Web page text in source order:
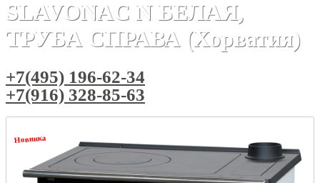
SLAVONAC N БЕЛАЯ,
ТРУБА СПРАВА (Хорватия)
+7(495) 196-62-34
+7(916) 328-85-63
Новинка